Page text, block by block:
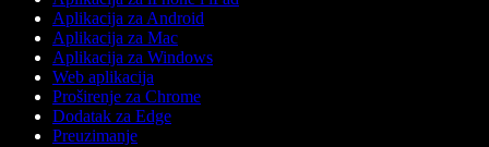
Aplikacija za Android
Aplikacija za Mac
Aplikacija za Windows
Web aplikacija
Proširenje za Chrome
Dodatak za Edge
Preuzimanje